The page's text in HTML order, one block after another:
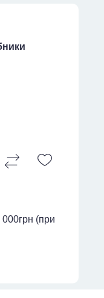
000грн (при